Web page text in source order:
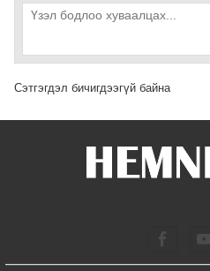
Сэтгэгдэл бичигдээгүй байна